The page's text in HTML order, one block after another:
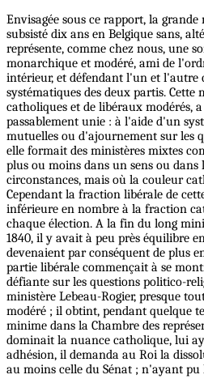
Envisagée sous ce rapport, la
subsisté dix ans en Belgique sans,
représente, comme chez nous, une
monarchique et modéré, ami de
intérieur, et défendant l'un et l'autre
systématiques des deux partis. Cette
catholiques et de libéraux modérés,
passablement unie : à l'aide d'un
mutuelles ou d'ajournement sur les
elle formait des ministères mixtes
plus ou moins dans un sens ou
circonstances, mais où la couleur
Cependant la fraction libérale de
inférieure en nombre à la fraction
chaque élection. A la fin du long
1840, il y avait à peu près équilibre
devenaient par conséquent de plus
partie libérale commençait à se
défiante sur les questions politico-
ministère Lebeau-Rogier, presque
modéré ; il obtint, pendant quelque
minime dans la Chambre des
dominait la nuance catholique, lui
adhésion, il demanda au Roi la
au moins celle du Sénat ; n'ayant